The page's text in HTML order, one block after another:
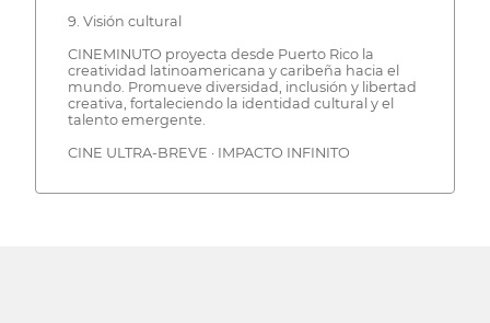
9. Visión cultural
CINEMINUTO proyecta desde Puerto Rico la
creatividad latinoamericana y caribeña hacia el
mundo. Promueve diversidad, inclusión y libertad
creativa, fortaleciendo la identidad cultural y el
talento emergente.
CINE ULTRA-BREVE · IMPACTO INFINITO